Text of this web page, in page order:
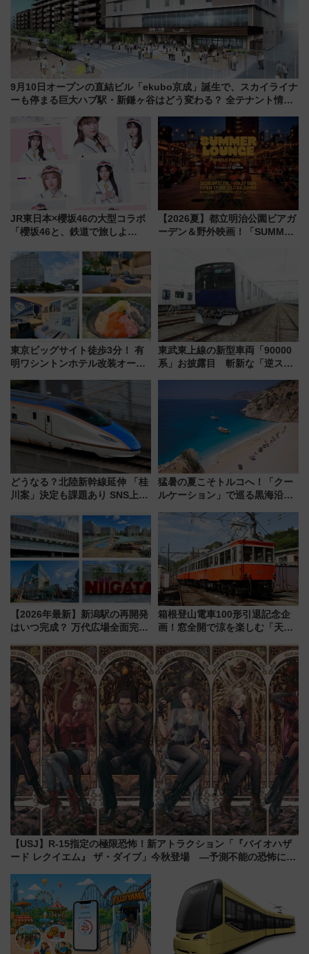
9月10日オープンの直結ビル「ekubo京成」誕生で、スカイライナ
ーも停まる巨大ハブ駅・新鎌ヶ谷はどう変わる？ 全テナント情報
JR東日本×櫻坂46の大型コラボ
「櫻坂46と、鉄道で旅しよ
潟・長野・庄内へ
【2026夏】都立明治公園ビアガ
ーデン＆野外映画！「SUMMER
を満喫！
東京ビッグサイト徒歩3分！ 有
明ワシントンホテル改装オープ
客室」や海鮮丼が人気の朝食ビ
ュッフェを現地レポ
東武東上線の新型車両「90000
系」お披露目 斬新な「逆スラ
放的な車内空間に注目、デビュ
どうなる？北陸新幹線延伸 「桂
川案」決定も課題あり SNS上の
猛暑の夏こそトルコへ！「クー
ルケーション」で巡る黒海沿岸
連検索数が前年比237％増、ナ
ショジオも認める『2026年に訪
れるべき世界の旅先』
【2026年最新】新潟駅の再開発
はいつ完成？ 万代広場全面完成
開発、バスタ新潟構想まで徹底
解説！
箱根登山電車100形引退記念企
画！窓全開で涼を楽しむ「天然
発売
【USJ】R-15指定の極限恐怖！新アトラクション「『バイオハザ
ード レクイエム』 ザ・ダイブ」今秋登場 ―予測不能の恐怖に泣